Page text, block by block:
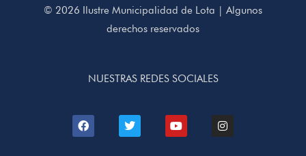
© 2026 Ilustre Municipalidad de Lota | Algunos
derechos reservados
NUESTRAS REDES SOCIALES
F
a
c
T
w
i
Y
o
u
I
n
s